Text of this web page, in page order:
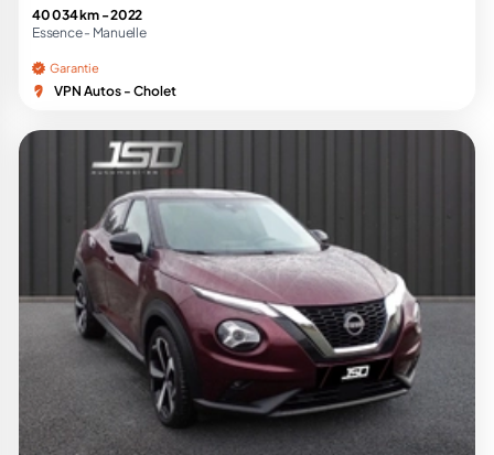
40 034 km -2022
Essence - Manuelle
Garantie
VPN Autos - Cholet